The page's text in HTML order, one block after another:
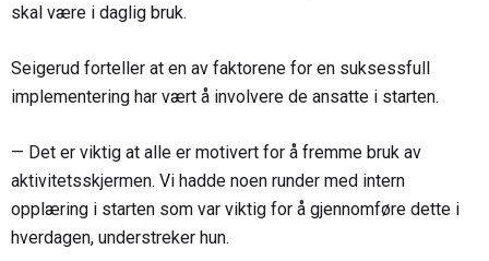
skal være i daglig bruk.
Seigerud forteller at en av faktorene for en suksessfull
implementering har vært å involvere de ansatte i starten.
— Det er viktig at alle er motivert for å fremme bruk av
aktivitetsskjermen. Vi hadde noen runder med intern
opplæring i starten som var viktig for å gjennomføre dette i
hverdagen, understreker hun.